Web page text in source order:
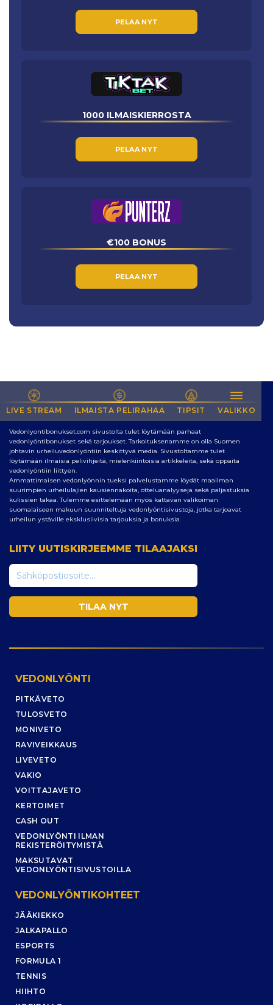
PELAA NYT
1000 ILMAISKIERROSTA
PELAA NYT
€100 BONUS
PELAA NYT
LIVE STREAM ILMAISTA PELIRAHAA TIPSIT VALIKKO
NETIN PARAS SIVUSTO VEDONLYÖNTIIN
Vedonlyontibonukset.com sivustolta tulet löytämään parhaat
vedonlyöntibonukset sekä tarjoukset. Tarkoituksenamme on olla Suomen
johtavin urheiluvedonlyöntiin keskittyvä media. Sivustoltamme tulet
löytämään ilmaisia pelivihjeitä, mielenkiintoisia artikkeleita, sekä oppaita
vedonlyöntiin liittyen.
Ammattimaisen vedonlyönnin tueksi palvelustamme löydät maailman
suurimpien urheilulajien kausiennakoita, otteluanalyyseja sekä paljastuksia
kulissien takaa. Tulemme esittelemään myös kattavan valikoiman
suomalaiseen makuun suunniteltuja vedonlyöntisivustoja, jotka tarjoavat
urheilun ystäville eksklusiivisia tarjouksia ja bonuksia.
LIITY UUTISKIRJEEMME TILAAJAKSI
VEDONLYÖNTI
PITKÄVETO
TULOSVETO
MONIVETO
RAVIVEIKKAUS
LIVEVETO
VAKIO
VOITTAJAVETO
KERTOIMET
CASH OUT
VEDONLYÖNTI ILMAN
REKISTERÖITYMISTÄ
MAKSUTAVAT
VEDONLYÖNTISIVUSTOILLA
VEDONLYÖNTIKOHTEET
JÄÄKIEKKO
JALKAPALLO
ESPORTS
FORMULA 1
TENNIS
HIIHTO